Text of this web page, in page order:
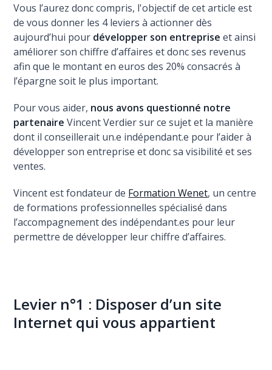
Vous l’aurez donc compris, l'objectif de cet article est
de vous donner les 4 leviers à actionner dès
aujourd’hui pour développer son entreprise et ainsi
améliorer son chiffre d’affaires et donc ses revenus
afin que le montant en euros des 20% consacrés à
l’épargne soit le plus important.
Pour vous aider, nous avons questionné notre
partenaireVincent Verdier sur ce sujet et la manière
dont il conseillerait un.e indépendant.e pour l’aider à
développer son entreprise et donc sa visibilité et ses
ventes.
Vincent est fondateur de Formation Wenet, un centre
de formations professionnelles spécialisé dans
l’accompagnement des indépendant.es pour leur
permettre de développer leur chiffre d’affaires.
Levier n°1 : Disposer d’un site
Internet qui vous appartient